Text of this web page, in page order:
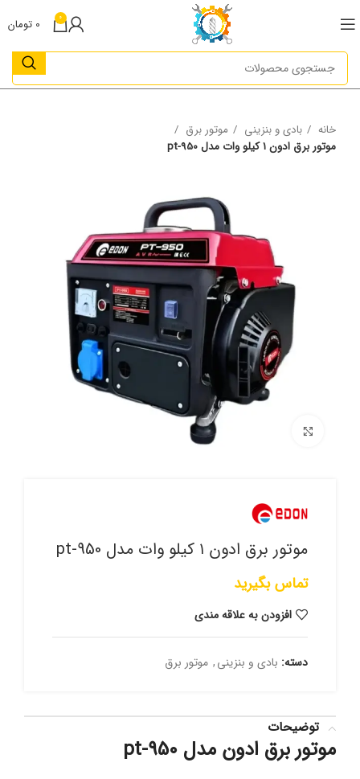
0
0 تومان
خانه بادی و بنزینی
موتور برق
موتور برق ادون ۱ کیلو وات مدل pt-950
برای بزرگنمایی کلیک کنید
موتور برق ادون ۱ کیلو وات مدل pt-950
تماس بگیرید
افزودن به علاقه مندی
دسته: بادی و بنزینی, موتور برق
توضیحات
موتور برق ادون مدل pt-950